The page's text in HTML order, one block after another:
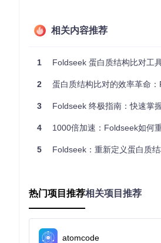
3Di描述符：将三维结构转化为"可比
Foldseek最核心的技术突破在于其
间结构投射到二维平面，再将每
具体而言，3Di技术通过分析每个
结构分析，为后续的速度提升奠定
Foldseek的3Di技术将蛋白质结构
Foldseek采用创新的"三级过滤"比
第一级：3Di+AA快速预过滤
结合3Di结构描述符和氨基酸序列
一步可在毫秒级时间内完成两个结
相关内容推荐
1 Foldseek 蛋白质结构比对工
2 蛋白质结构比对的效率革命：
3 Foldseek 终极指南：快速掌
4 1000倍加速：Foldseek如何
5 Foldseek：重新定义蛋白质
热门项目推荐相关项目推荐
atomcode